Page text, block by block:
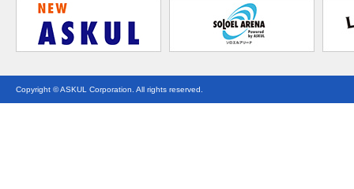
Copyright © ASKUL Corporation. All rights reserved.